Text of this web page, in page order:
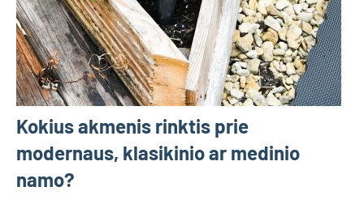
Kokius akmenis rinktis prie
modernaus, klasikinio ar medinio
namo?